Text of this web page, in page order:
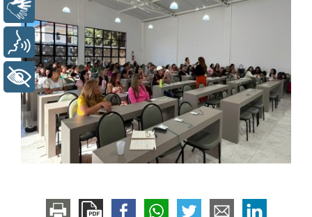
Libras
Voz
+ Acessibilidade